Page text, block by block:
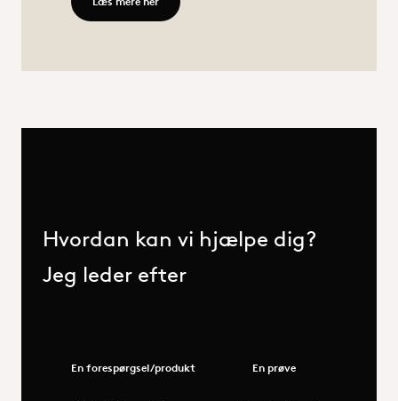
Hvordan kan vi hjælpe dig?
Jeg leder efter
En forespørgsel/produkt En prøve